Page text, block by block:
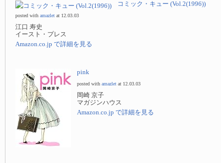
コミック・キュー (Vol.2(1996))
posted with amazlet at 12.03.03
江口 寿史
イースト・プレス
Amazon.co.jp で詳細を見る
pink
posted with amazlet at 12.03.03
岡崎 京子
マガジンハウス
Amazon.co.jp で詳細を見る